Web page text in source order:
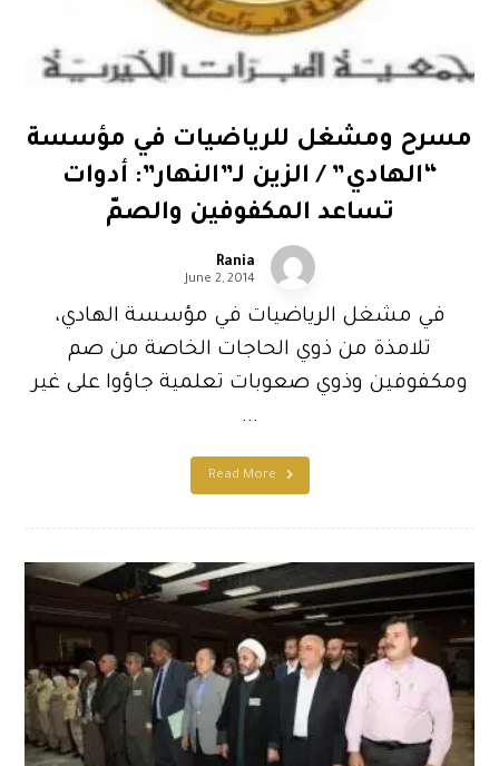
مسرح ومشغل للرياضيات في مؤسسة
“الهادي” / الزين لـ”النهار”: أدوات
تساعد المكفوفين والصمّ
Rania
June 2, 2014
في مشغل الرياضيات في مؤسسة الهادي،
تلامذة من ذوي الحاجات الخاصة من صم
ومكفوفين وذوي صعوبات تعلمية جاؤوا على غير
...
Read More